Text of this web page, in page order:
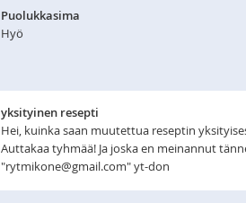
Puolukkasima
Hyö
yksityinen resepti
Hei, kuinka saan muutettua reseptin
Auttakaa tyhmää! Ja joska en meinannut
"rytmikone@gmail.com" yt-don